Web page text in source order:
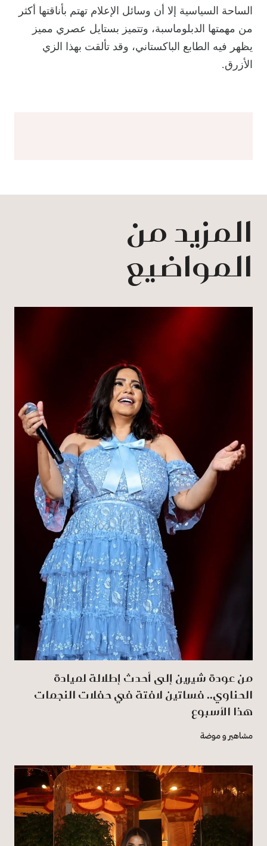
الساحة السياسية إلا أن وسائل الإعلام تهتم بأناقتها أكثر
من مهمتها الدبلوماسبة، وتتميز بستايل عصري مميز
يظهر فيه الطابع الباكستاني، وقد تألقت بهذا الزي
الأزرق.
المزيد من
المواضيع
من عودة شيرين إلى أحدث إطلالة لميادة
الحناوي.. فساتين لافتة في حفلات النجمات
هذا الأسبوع
مشاهير و موضة